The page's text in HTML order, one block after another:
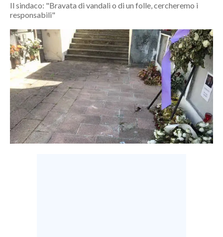
ITALIA
MONDO
POLITICA
ECONOMIA
SERVIZI ALLE IMPRESE
LAVORO
Il sindaco: "Bravata di vandali o di un folle, cercheremo i
responsabili"